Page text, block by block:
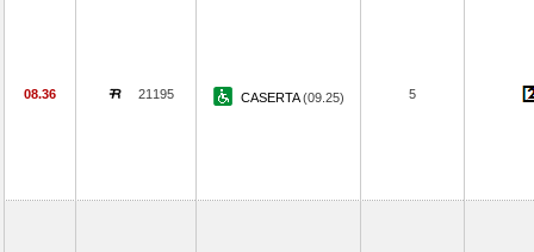
08.36 21195 CASERTA(09.25) 5